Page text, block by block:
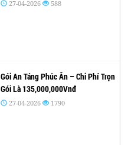
27-04-2026 588
Gói An Táng Phúc Ân – Chi Phí Trọn
Gói Là 135,000,000Vnđ
27-04-2026 1790